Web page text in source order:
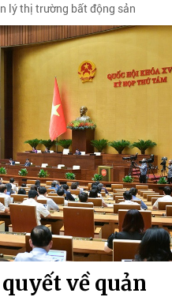
lý thị trường bất động sản
về quản